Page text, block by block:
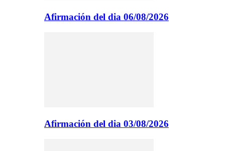
Afirmación del dia 06/08/2026
Afirmación del dia 03/08/2026